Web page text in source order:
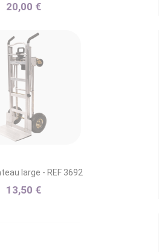
20,00 €
large - REF 3692
13,50 €